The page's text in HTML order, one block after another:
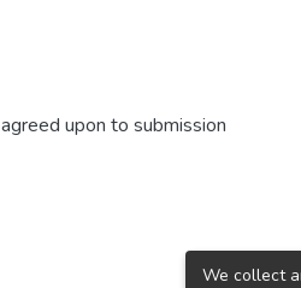
upon to submission
We collect